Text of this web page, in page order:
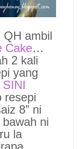
QH ambil
Cake…
2 kali
yang
SINI
resepi
8” ni
ni
la